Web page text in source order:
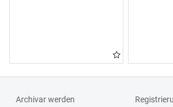
Archivar werden